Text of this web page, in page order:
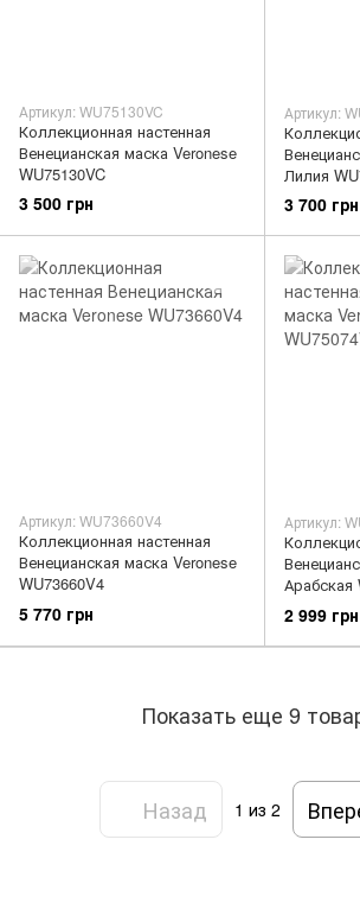
Артикул: WU75130VC
Коллекционная настенная
Венецианская маска Veronese
WU75130VC
3 500 грн
Артикул:
Лилия
3 700 грн
Артикул: WU73660V4
Коллекционная настенная
Венецианская маска Veronese
WU73660V4
5 770 грн
Артикул:
Арабская
2 999 грн
Показать еще 9
Назад 1 из 2